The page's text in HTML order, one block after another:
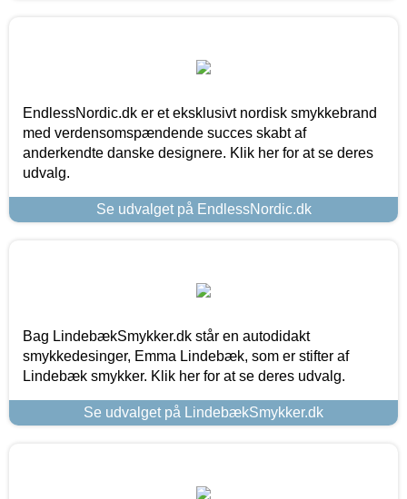
EndlessNordic.dk er et eksklusivt nordisk smykkebrand
med verdensomspændende succes skabt af
anderkendte danske designere. Klik her for at se deres
udvalg.
Se udvalget på EndlessNordic.dk
Bag LindebækSmykker.dk står en autodidakt
smykkedesinger, Emma Lindebæk, som er stifter af
Lindebæk smykker. Klik her for at se deres udvalg.
Se udvalget på LindebækSmykker.dk